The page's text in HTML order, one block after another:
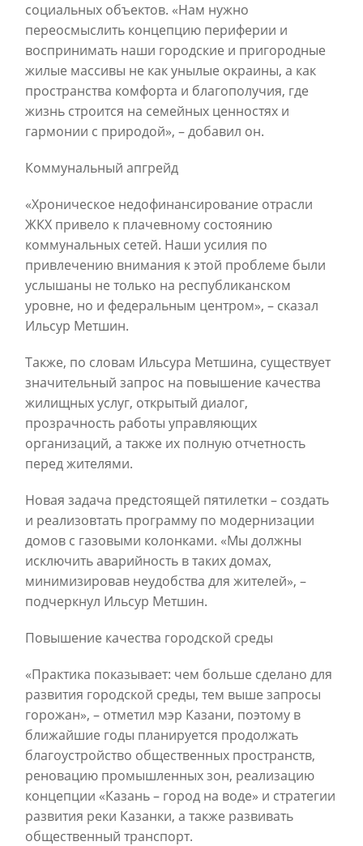
социальных объектов. «Нам нужно
переосмыслить концепцию периферии и
воспринимать наши городские и пригородные
жилые массивы не как унылые окраины, а как
пространства комфорта и благополучия, где
жизнь строится на семейных ценностях и
гармонии с природой», – добавил он.
Коммунальный апгрейд
«Хроническое недофинансирование отрасли
ЖКХ привело к плачевному состоянию
коммунальных сетей. Наши усилия по
привлечению внимания к этой проблеме были
услышаны не только на республиканском
уровне, но и федеральным центром», – сказал
Ильсур Метшин.
Также, по словам Ильсура Метшина, существует
значительный запрос на повышение качества
жилищных услуг, открытый диалог,
прозрачность работы управляющих
организаций, а также их полную отчетность
перед жителями.
Новая задача предстоящей пятилетки – создать
и реализовтать программу по модернизации
домов с газовыми колонками. «Мы должны
исключить аварийность в таких домах,
минимизировав неудобства для жителей», –
подчеркнул Ильсур Метшин.
Повышение качества городской среды
«Практика показывает: чем больше сделано для
развития городской среды, тем выше запросы
горожан», – отметил мэр Казани, поэтому в
ближайшие годы планируется продолжать
благоустройство общественных пространств,
реновацию промышленных зон, реализацию
концепции «Казань – город на воде» и стратегии
развития реки Казанки, а также развивать
общественный транспорт.